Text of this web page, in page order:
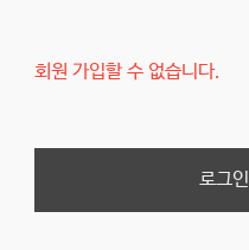
회원 가입할 수 없습니다.
로그인